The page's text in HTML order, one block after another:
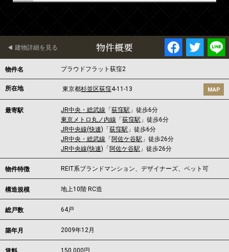
物件概要
建物詳細を見る
物件名 プラウドフラット荻窪2
所在地 東京都杉並区荻窪4-11-13 MAP
最寄駅 JR中央・総武線 「荻窪駅 」徒歩6分
東京メトロ丸ノ内線 「荻窪駅 」徒歩6分
JR中央線(快速) 「荻窪駅 」徒歩6分
JR中央・総武線 「 阿佐ケ谷駅 」徒歩26分
JR中央線(快速) 「 阿佐ケ谷駅 」徒歩26分
物件特徴 REIT系ブランドマンション、デザイナーズ、ペット可
構造規模 地上10階 RC造
総戸数 64戸
築年月 2009年12月